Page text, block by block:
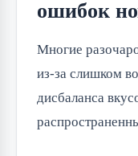
ошибок
Многие
из-за слишком
дисбаланса